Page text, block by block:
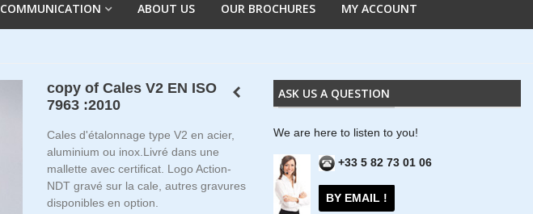
COMMUNICATION ABOUT US OUR BROCHURES MY ACCOUNT
ASK US A QUESTION
We are here to listen to you!
+33 5 82 73 01 06
BY EMAIL !
copy of Cales V2 EN ISO
7963 :2010
Cales d'étalonnage type V2 en acier,
aluminium ou inox. Livré dans une
mallette avec certificat. Logo Action-
NDT gravé sur la cale, autres gravures
disponibles en option.